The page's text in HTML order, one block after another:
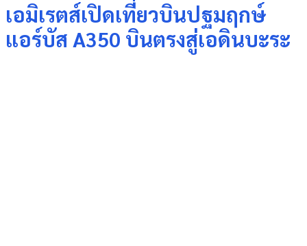
เอมิเรตส์เปิดเที่ยวบินปฐมฤกษ์
แอร์บัส A350 บินตรงสู่เอดินบะระ